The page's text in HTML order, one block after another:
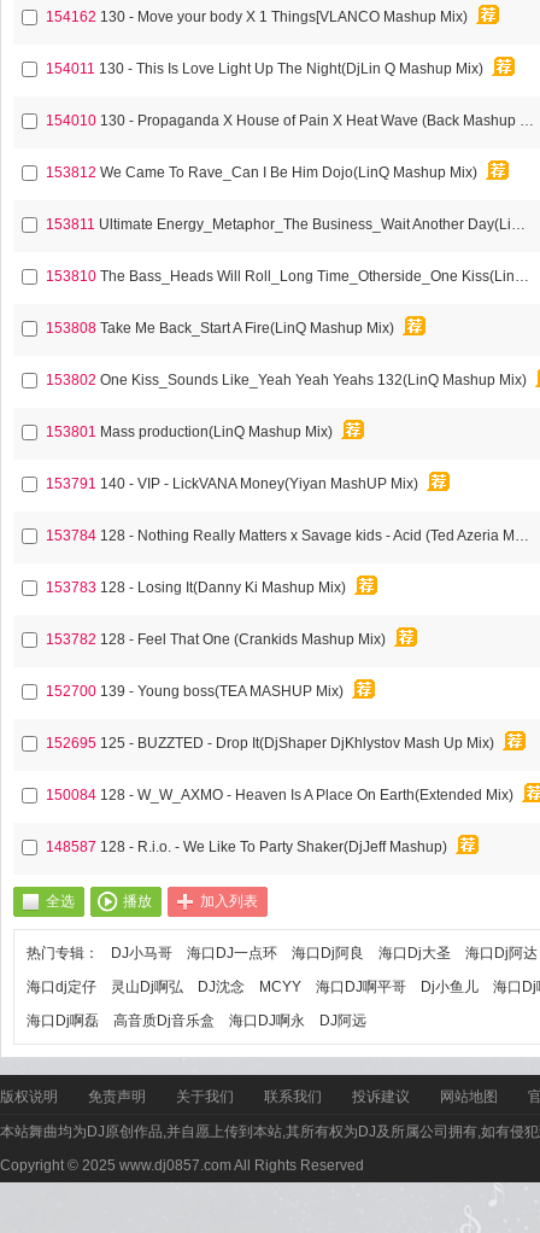
154162 130 - Move your body X 1 Things[VLANCO Mashup Mix)
154011 130 - This Is Love Light Up The Night(DjLin Q Mashup Mix)
154010 130 - Propaganda X House of Pain X Heat Wave (Back Mashup Mix)
153812 We Came To Rave_Can I Be Him Dojo(LinQ Mashup Mix)
153811 Ultimate Energy_Metaphor_The Business_Wait Another Day(LinQ Vip Mashup Mix)
153810 The Bass_Heads Will Roll_Long Time_Otherside_One Kiss(LinQ Vip Mashup Mix)
153808 Take Me Back_Start A Fire(LinQ Mashup Mix)
153802 One Kiss_Sounds Like_Yeah Yeah Yeahs 132(LinQ Mashup Mix)
153801 Mass production(LinQ Mashup Mix)
153791 140 - VIP - LickVANA Money(Yiyan MashUP Mix)
153784 128 - Nothing Really Matters x Savage kids - Acid (Ted Azeria Mashup Mix)
153783 128 - Losing It(Danny Ki Mashup Mix)
153782 128 - Feel That One (Crankids Mashup Mix)
152700 139 - Young boss(TEA MASHUP Mix)
152695 125 - BUZZTED - Drop It(DjShaper DjKhlystov Mash Up Mix)
150084 128 - W_W_AXMO - Heaven Is A Place On Earth(Extended Mix)
148587 128 - R.i.o. - We Like To Party Shaker(DjJeff Mashup)
全选 播放 加入列表
热门专辑： DJ小马哥 海口DJ一点环 海口Dj阿良 海口Dj大圣
海口Dj阿达
海口dj定仔
灵山Dj啊弘 DJ沈念 MCYY 海口DJ啊平哥 Dj小鱼儿
海口Dj
海口Dj啊磊
高音质Dj音乐盒 海口DJ啊永 DJ阿远
版权说明 免责声明 关于我们 联系我们 投诉建议 网站地图
本站舞曲均为DJ原创作品,并自愿上传到本站,其所有权为DJ及所属公司拥有,如有侵
Copyright © 2025 www.dj0857.com All Rights Reserved